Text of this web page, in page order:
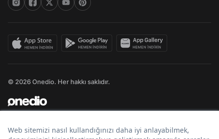
© 2026 Onedio. Her hakkı saklıdır.
Bir markasıdır.